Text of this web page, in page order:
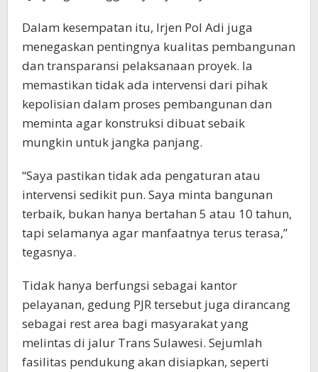
Dalam kesempatan itu, Irjen Pol Adi juga
menegaskan pentingnya kualitas pembangunan
dan transparansi pelaksanaan proyek. Ia
memastikan tidak ada intervensi dari pihak
kepolisian dalam proses pembangunan dan
meminta agar konstruksi dibuat sebaik
mungkin untuk jangka panjang.
“Saya pastikan tidak ada pengaturan atau
intervensi sedikit pun. Saya minta bangunan
terbaik, bukan hanya bertahan 5 atau 10 tahun,
tapi selamanya agar manfaatnya terus terasa,”
tegasnya.
Tidak hanya berfungsi sebagai kantor
pelayanan, gedung PJR tersebut juga dirancang
sebagai rest area bagi masyarakat yang
melintas di jalur Trans Sulawesi. Sejumlah
fasilitas pendukung akan disiapkan, seperti